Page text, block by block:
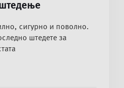
сигурно и поволно.
штедете за